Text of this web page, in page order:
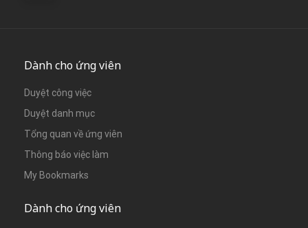
Dành cho ứng viên
Duyệt công việc
Duyệt danh mục
Tổng quan về ứng viên
Thông báo việc làm
My Bookmarks
Dành cho ứng viên